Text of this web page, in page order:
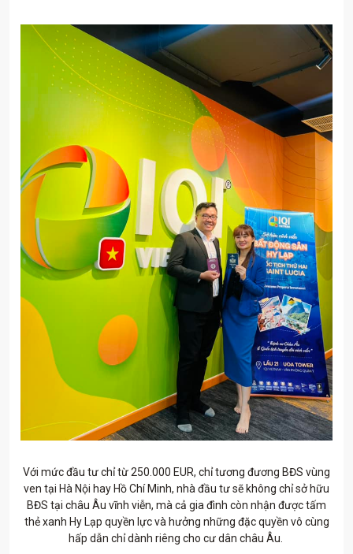
Với mức đầu tư chỉ từ 250.000 EUR, chỉ tương đương BĐS vùng
ven tại Hà Nội hay Hồ Chí Minh, nhà đầu tư sẽ không chỉ sở hữu
BĐS tại châu Âu vĩnh viễn, mà cả gia đình còn nhận được tấm
thẻ xanh Hy Lạp quyền lực và hưởng những đặc quyền vô cùng
hấp dẫn chỉ dành riêng cho cư dân châu Âu.